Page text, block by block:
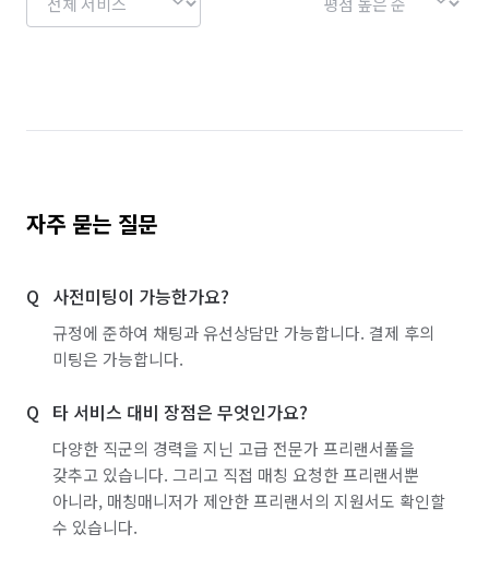
자주 묻는 질문
사전미팅이 가능한가요?
규정에 준하여 채팅과 유선상담만 가능합니다. 결제 후의
미팅은 가능합니다.
타 서비스 대비 장점은 무엇인가요?
다양한 직군의 경력을 지닌 고급 전문가 프리랜서풀을
갖추고 있습니다. 그리고 직접 매칭 요청한 프리랜서뿐
아니라, 매칭매니저가 제안한 프리랜서의 지원서도 확인할
수 있습니다.